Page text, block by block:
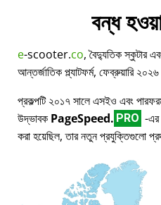
বন্ধ
e-scooter.co, বৈদ্যুতিক স্কুটার
আন্তর্জাতিক প্ল্যাটফর্ম, ফেব্রুয়ারি
প্রকল্পটি ২০১৭ সালে এসইও এবং
উদ্ভাবক PageSpeed. PRO -এর
করা হয়েছিল, তার নতুন প্রযুক্তিগুলো